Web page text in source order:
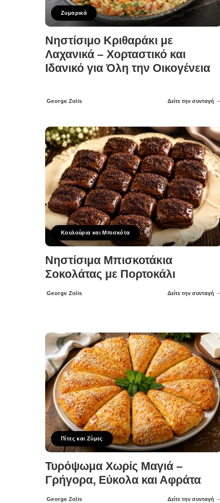
Ζυμαρικά
Νηστίσιμο Κριθαράκι με
Λαχανικά – Χορταστικό και
Ιδανικό για Όλη την Οικογένεια
Posted
George Zolis Δείτε την συνταγή
Κουλούρια και Μπισκότα
Νηστίσιμα Μπισκοτάκια
Σοκολάτας με Πορτοκάλι
Posted
George Zolis Δείτε την συνταγή
Πίτες και Ζύμες
Τυρόψωμα Χωρίς Μαγιά –
Γρήγορα, Εύκολα και Αφράτα
George Zolis Δείτε την συνταγή